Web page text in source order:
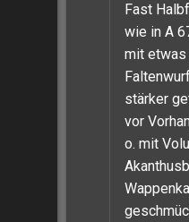
Fast
wie in A
mit etwas
stärker
vor
o. mit